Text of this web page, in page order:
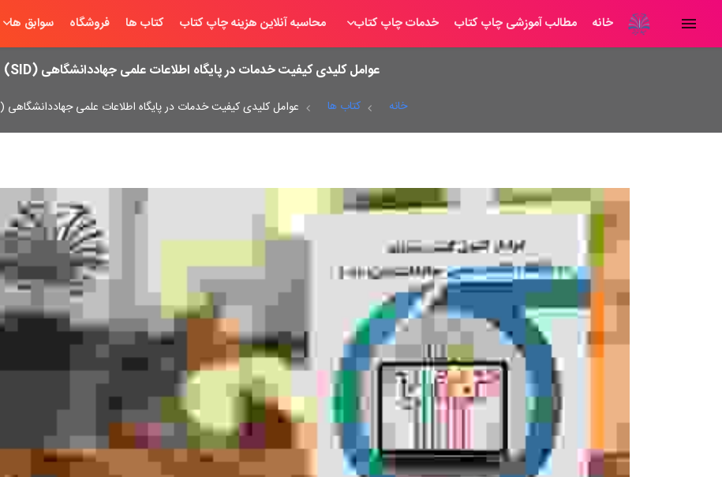
خانه مطالب آموزشی چاپ کتاب خدمات چاپ کتاب محاسبه آنلاین هزینه چاپ کتاب کتاب ها فروشگاه سوابق ها
عوامل کلیدی کیفیت خدمات در پایگاه اطلاعات علمی جهاددانشگاهی (SID)
خانه کتاب ها عوامل کلیدی کیفیت خدمات در پایگاه اطلاعات علمی جهاددانشگاهی (SID)